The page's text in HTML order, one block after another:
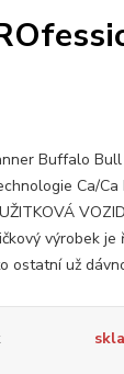
Buffalo
Ca/Ca
výrobek
ostatní už